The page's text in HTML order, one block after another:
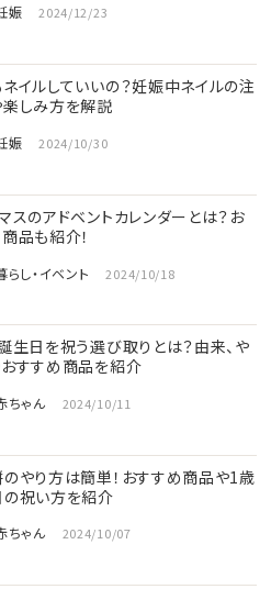
娠 2024/12/23
イルしていいの？妊娠中ネイルの注
しみ方を解説
娠 2024/10/30
スのアドベントカレンダーとは？お
品も紹介！
らし・イベント 2024/10/18
生日を祝う選び取りとは？由来、や
すすめ商品を紹介
ちゃん 2024/10/11
やり方は簡単！おすすめ商品や1歳
祝い方を紹介
ちゃん 2024/10/07